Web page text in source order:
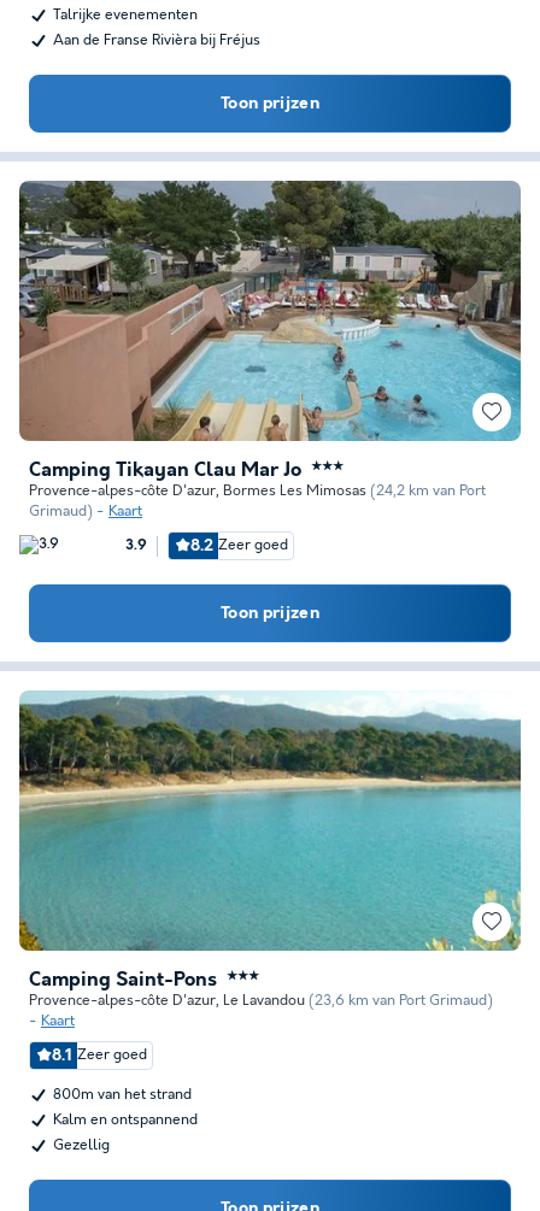
Talrijke evenementen
Aan de Franse Rivièra bij Fréjus
Toon prijzen
Camping Tikayan Clau Mar Jo ★★★
Provence-alpes-côte D'azur, Bormes Les Mimosas (24,2 km van Port
Grimaud)
Kaart
3.9 8.2 Zeer goed
Toon prijzen
Camping Saint-Pons ★★★
Provence-alpes-côte D'azur, Le Lavandou (23,6 km van Port Grimaud)
Kaart
8.1 Zeer goed
800m van het strand
Kalm en ontspannend
Gezellig